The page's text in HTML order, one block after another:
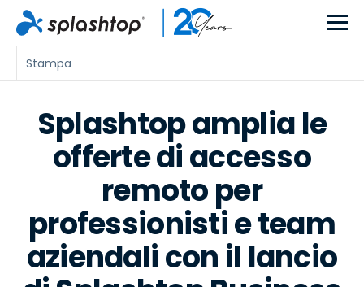
Stampa
Splashtop amplia le
offerte di accesso
remoto per
professionisti e team
aziendali con il lancio